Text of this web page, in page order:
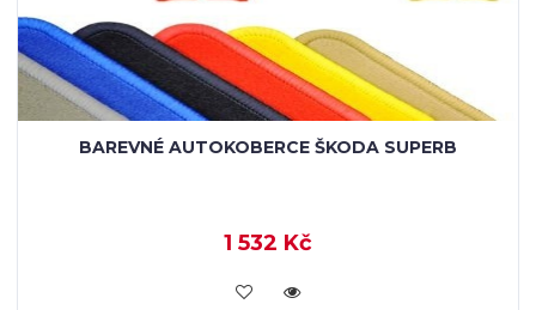
BAREVNÉ AUTOKOBERCE ŠKODA SUPERB
1 532 Kč
KOUPIT